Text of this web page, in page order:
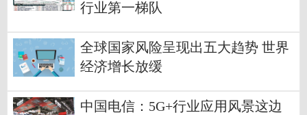
行业第一梯队
全球国家风险呈现出五大趋势 世界
经济增长放缓
中国电信：5G+行业应用风景这边